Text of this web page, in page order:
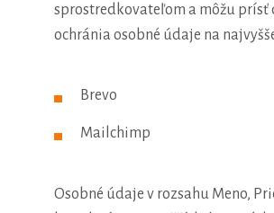
sprostredkovateľom a môžu
ochránia osobné údaje na
Brevo
Mailchimp
Osobné údaje v rozsahu Meno,